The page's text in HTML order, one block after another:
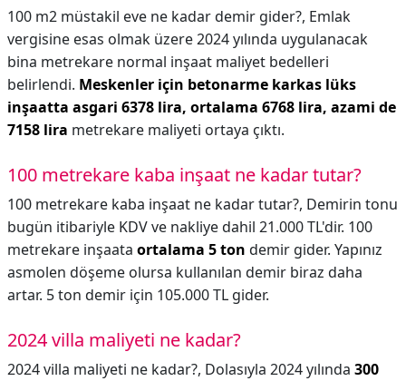
100 m2 müstakil eve ne kadar demir gider?, Emlak
vergisine esas olmak üzere 2024 yılında uygulanacak
bina metrekare normal inşaat maliyet bedelleri
belirlendi. Meskenler için betonarme karkas lüks
inşaatta asgari 6378 lira, ortalama 6768 lira, azami de
7158 lira metrekare maliyeti ortaya çıktı.
100 metrekare kaba inşaat ne kadar tutar?
100 metrekare kaba inşaat ne kadar tutar?, Demirin tonu
bugün itibariyle KDV ve nakliye dahil 21.000 TL'dir. 100
metrekare inşaata ortalama 5 ton demir gider. Yapınız
asmolen döşeme olursa kullanılan demir biraz daha
artar. 5 ton demir için 105.000 TL gider.
2024 villa maliyeti ne kadar?
2024 villa maliyeti ne kadar?, Dolasıyla 2024 yılında 300